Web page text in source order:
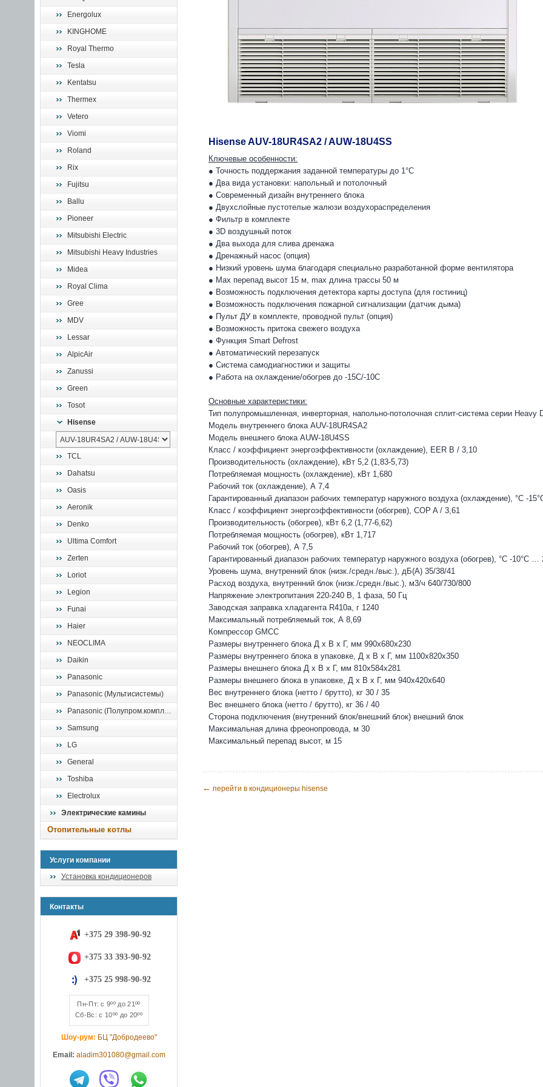
Energolux
KINGHOME
Royal Thermo
Tesla
Kentatsu
Thermex
Vetero
Viomi
Roland
Rix
Fujitsu
Ballu
Pioneer
Mitsubishi Electric
Mitsubishi Heavy Industries
Midea
Royal Clima
Gree
MDV
Lessar
AlpicAir
Zanussi
Green
Tosot
Hisense
TCL
Dahatsu
Oasis
Aeronik
Denko
Ultima Comfort
Zerten
Loriot
Legion
Funai
Haier
NEOCLIMA
Daikin
Panasonic
Panasonic (Мультисистемы)
Panasonic (Полупром.комплекты)
Samsung
LG
General
Toshiba
Electrolux
Электрические камины
Отопительные котлы
Услуги компании
Установка кондиционеров
Контакты
+375 29 398-90-92
+375 33 393-90-92
+375 25 998-90-92
Пн-Пт: с 9ºº до 21ºº
Сб-Вс: с 10ºº до 20ºº
Шоу-рум: БЦ "Добродеево"
Email: aladim301080@gmail.com
Hisense AUV-18UR4SA2 / AUW-18U4SS
Ключевые особенности:
● Точность поддержания заданной температуры до 1°С
● Два вида установки: напольный и потолочный
● Современный дизайн внутреннего блока
● Двухслойные пустотелые жалюзи воздухораспределения
● Фильтр в комплекте
● 3D воздушный поток
● Два выхода для слива дренажа
● Дренажный насос (опция)
● Низкий уровень шума благодаря специально разработанной форме вентилятора
● Max перепад высот 15 м, max длина трассы 50 м
● Возможность подключения детектора карты доступа (для гостиниц)
● Возможность подключения пожарной сигнализации (датчик дыма)
● Пульт ДУ в комплекте, проводной пульт (опция)
● Возможность притока свежего воздуха
● Функция Smart Defrost
● Автоматический перезапуск
● Система самодиагностики и защиты
● Работа на охлаждение/обогрев до -15С/-10С
Основные характеристики:
Тип полупромышленная, инверторная, напольно-потолочная сплит-система серии Heavy
Модель внутреннего блока AUV-18UR4SA2
Модель внешнего блока AUW-18U4SS
Класс / коэффициент энергоэффективности (охлаждение), EER B / 3,10
Производительность (охлаждение), кВт 5,2 (1,83-5,73)
Потребляемая мощность (охлаждение), кВт 1,680
Рабочий ток (охлаждение), А 7,4
Гарантированный диапазон рабочих температур наружного воздуха (охлаждение), °С -
Класс / коэффициент энергоэффективности (обогрев), COP A / 3,61
Производительность (обогрев), кВт 6,2 (1,77-6,62)
Потребляемая мощность (обогрев), кВт 1,717
Рабочий ток (обогрев), А 7,5
Гарантированный диапазон рабочих температур наружного воздуха (обогрев), °С -10°C …
Уровень шума, внутренний блок (низк./средн./выс.), дБ(А) 35/38/41
Расход воздуха, внутренний блок (низк./средн./выс.), м3/ч 640/730/800
Напряжение электропитания 220-240 В, 1 фаза, 50 Гц
Заводская заправка хладагента R410a, г 1240
Максимальный потребляемый ток, А 8,69
Компрессор GMCC
Размеры внутреннего блока Д х В х Г, мм 990x680x230
Размеры внутреннего блока в упаковке, Д х В х Г, мм 1100x820x350
Размеры внешнего блока Д х В х Г, мм 810x584x281
Размеры внешнего блока в упаковке, Д х В х Г, мм 940x420x640
Вес внутреннего блока (нетто / брутто), кг 30 / 35
Вес внешнего блока (нетто / брутто), кг 36 / 40
Сторона подключения (внутренний блок/внешний блок) внешний блок
Максимальная длина фреонопровода, м 30
Максимальный перепад высот, м 15
← перейти в кондиционеры hisense